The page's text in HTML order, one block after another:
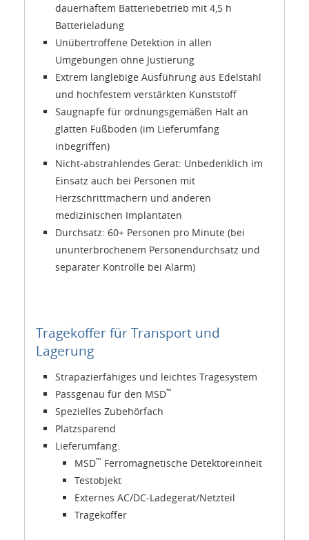
dauerhaftem Batteriebetrieb mit 4,5 h
Batterieladung
Unübertroffene Detektion in allen
Umgebungen ohne Justierung
Extrem langlebige Ausführung aus Edelstahl
und hochfestem verstärkten Kunststoff
Saugnapfe für ordnungsgemäßen Halt an
glatten Fußboden (im Lieferumfang
inbegriffen)
Nicht-abstrahlendes Gerat: Unbedenklich im
Einsatz auch bei Personen mit
Herzschrittmachern und anderen
medizinischen Implantaten
Durchsatz: 60+ Personen pro Minute (bei
ununterbrochenem Personendurchsatz und
separater Kontrolle bei Alarm)
Tragekoffer für Transport und
Lagerung
Strapazierfähiges und leichtes Tragesystem
Passgenau für den MSD™
Spezielles Zubehörfach
Platzsparend
Lieferumfang:
MSD™ Ferromagnetische Detektoreinheit
Testobjekt
Externes AC/DC-Ladegerat/Netzteil
Tragekoffer